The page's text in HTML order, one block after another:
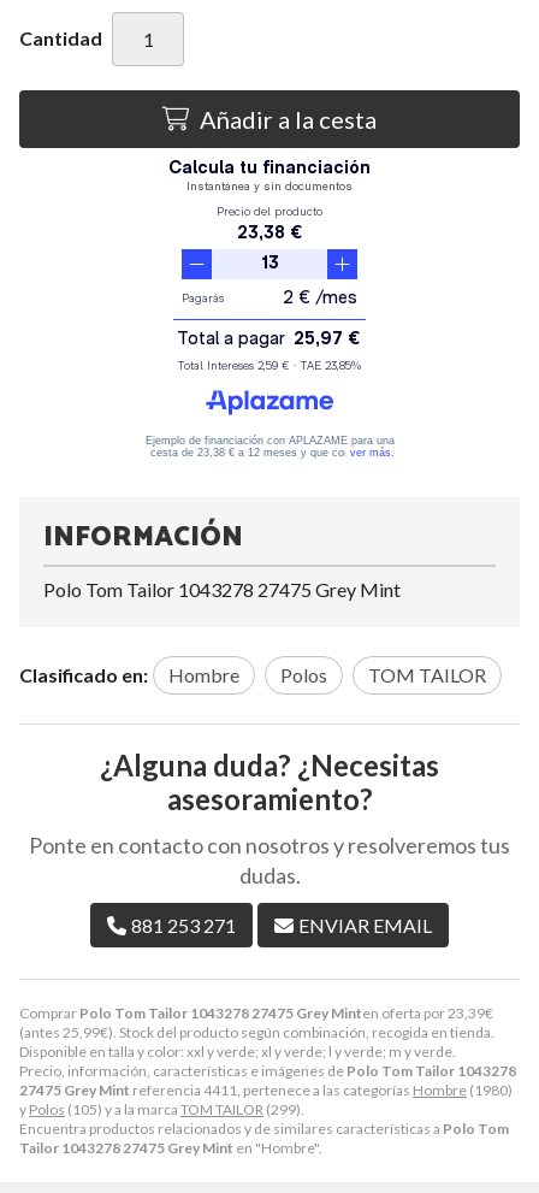
Cantidad
Añadir a la cesta
Comprar Polo Tom Tailor 1043278 27475 Grey Minten oferta por 23,39€
(antes 25,99€). Stock del producto según combinación, recogida en tienda.
Disponible en talla y color: xxl y verde; xl y verde; l y verde; m y verde.
Precio, información, características e imágenes de Polo Tom Tailor 1043278
27475 Grey Mint referencia 4411, pertenece a las categorías Hombre (1980)
y Polos (105) y a la marca TOM TAILOR (299).
Encuentra productos relacionados y de similares características a Polo Tom
Tailor 1043278 27475 Grey Mint en "Hombre".
INFORMACIÓN
Polo Tom Tailor 1043278 27475 Grey Mint
Clasificado en: Hombre Polos TOM TAILOR
¿Alguna duda? ¿Necesitas
asesoramiento?
Ponte en contacto con nosotros y resolveremos tus
dudas.
881 253 271 ENVIAR EMAIL